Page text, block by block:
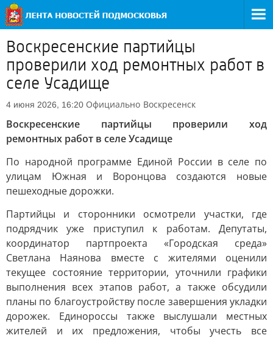
Воскресенские партийцы
проверили ход ремонтных работ в
селе Усадище
4 июня 2026, 16:20 Официально Воскресенск
Воскресенские партийцы проверили ход
ремонтных работ в селе Усадище
По народной программе Единой России в селе по
улицам Южная и Воронцова создаются новые
пешеходные дорожки.
Партийцы и сторонники осмотрели участки, где
подрядчик уже приступил к работам. Депутаты,
координатор партпроекта «Городская среда»
Светлана Наянова вместе с жителями оценили
текущее состояние территории, уточнили графики
выполнения всех этапов работ, а также обсудили
планы по благоустройству после завершения укладки
дорожек. Единороссы также выслушали местных
жителей и их предложения, чтобы учесть все